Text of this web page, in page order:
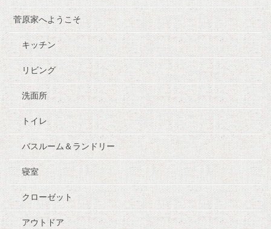
菅原家へようこそ
キッチン
リビング
洗面所
トイレ
バスルーム＆ランドリー
寝室
クローゼット
アウトドア